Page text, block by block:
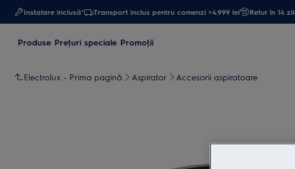
Instalare inclusă* Transport inclus pentru comenzi >4.999 lei Retur în 14
Produse Preţuri speciale Promoţii
Electrolux - Prima pagină Aspirator Accesorii aspiratoare